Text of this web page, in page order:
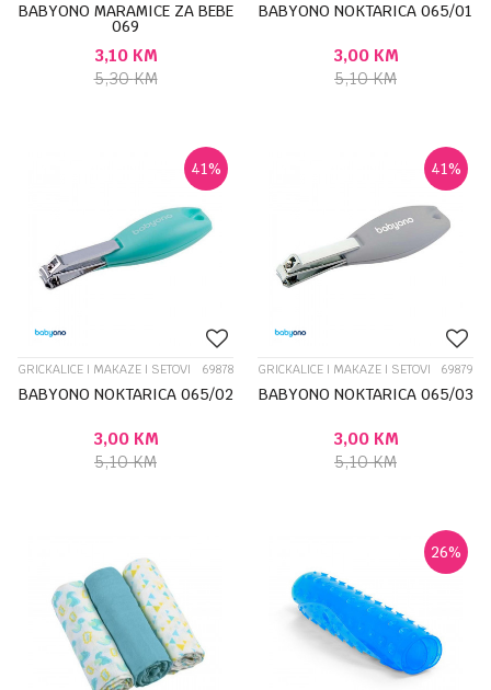
BABYONO MARAMICE ZA BEBE
069
3,10 KM
5,30KM
BABYONO NOKTARICA 065/01
3,00 KM
5,10KM
41%
GRICKALICE I MAKAZE I SETOVI 69878
BABYONO NOKTARICA 065/02
3,00 KM
5,10KM
41%
GRICKALICE I MAKAZE I SETOVI 69879
BABYONO NOKTARICA 065/03
3,00 KM
5,10KM
26%